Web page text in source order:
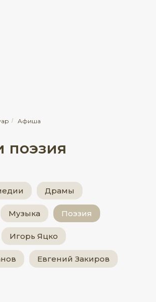
/ Афиша
поэзия
Драмы
Музыка Поэзия
Игорь Яцко
Евгений Закиров